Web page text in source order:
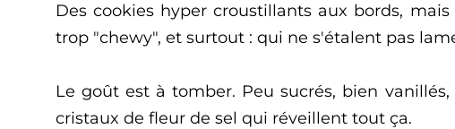
Des cookies hyper croustillants aux bords,
trop "chewy", et surtout : qui ne s'étalent pas
Le goût est à tomber. Peu sucrés, bien
cristaux de fleur de sel qui réveillent tout ça.